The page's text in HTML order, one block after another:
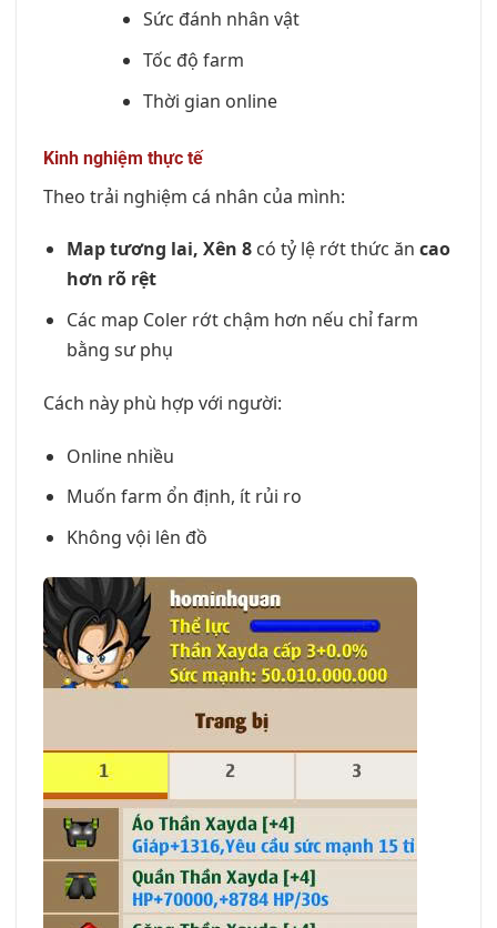
Sức đánh nhân vật
Tốc độ farm
Thời gian online
Kinh nghiệm thực tế
Theo trải nghiệm cá nhân của mình:
Map tương lai, Xên 8có tỷ lệ rớt thức ăn cao
hơn rõ rệt
Các map Coler rớt chậm hơn nếu chỉ farm
bằng sư phụ
Cách này phù hợp với người:
Online nhiều
Muốn farm ổn định, ít rủi ro
Không vội lên đồ